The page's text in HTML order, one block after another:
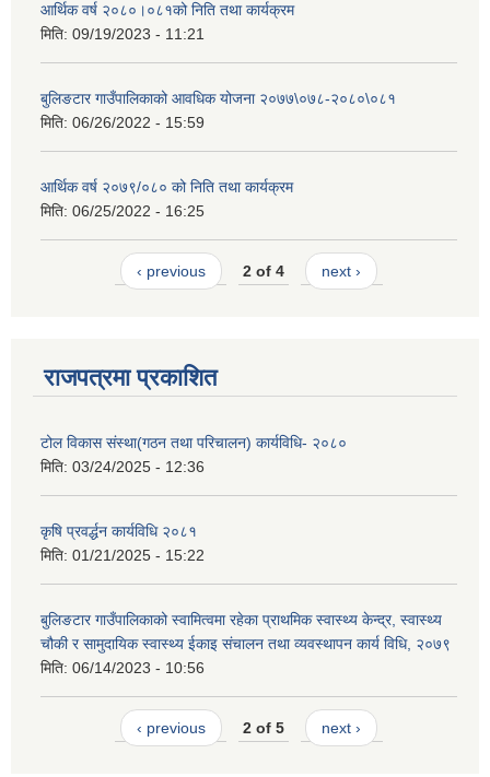
आर्थिक वर्ष २०८०।०८१को निति तथा कार्यक्रम
मिति: 09/19/2023 - 11:21
बुलिङटार गाउँपालिकाको आवधिक योजना २०७७\०७८-२०८०\०८१
मिति: 06/26/2022 - 15:59
आर्थिक वर्ष २०७९/०८० को निति तथा कार्यक्रम
मिति: 06/25/2022 - 16:25
‹ previous 2 of 4 next ›
राजपत्रमा प्रकाशित
टोल विकास संस्था(गठन तथा परिचालन) कार्यविधि- २०८०
मिति: 03/24/2025 - 12:36
कृषि प्रवर्द्धन कार्यविधि २०८१
मिति: 01/21/2025 - 15:22
बुलिङटार गाउँपालिकाको स्वामित्वमा रहेका प्राथमिक स्वास्थ्य केन्द्र, स्वास्थ्य
चौकी र सामुदायिक स्वास्थ्य ईकाइ संचालन तथा व्यवस्थापन कार्य विधि, २०७९
मिति: 06/14/2023 - 10:56
‹ previous 2 of 5 next ›